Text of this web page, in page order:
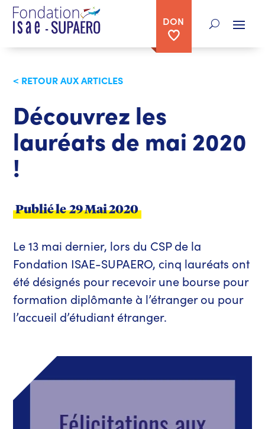
DON
< RETOUR AUX ARTICLES
Découvrez les
lauréats de mai 2020
!
Publié le 29 Mai 2020
Le 13 mai dernier, lors du CSP de la
Fondation ISAE-SUPAERO, cinq lauréats ont
été désignés pour recevoir une bourse pour
formation diplômante à l’étranger ou pour
l’accueil d’étudiant étranger.